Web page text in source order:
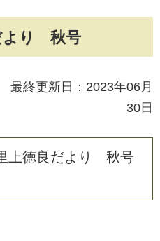
より 秋号
終更新日：2023年06月
30日
上徳良だよ り 秋号